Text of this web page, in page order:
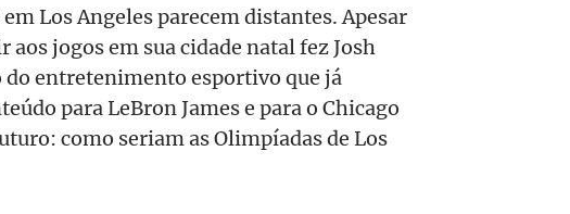
Los Angeles parecem distantes. Apesar
aos jogos em sua cidade natal fez Josh
entretenimento esportivo que já
para LeBron James e para o Chicago
como seriam as Olimpíadas de Los